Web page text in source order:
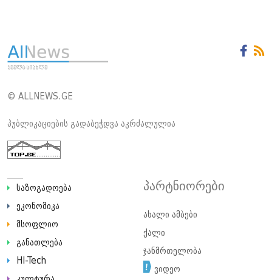
© ALLNEWS.GE
პუბლიკაციების გადაბეჭდვა აკრძალულია
საზოგადოება
ეკონომიკა
მსოფლიო
განათლება
HI-Tech
პარტნიორები
ახალი ამბები
ქალი
ჯანმრთელობა
ვიდეო